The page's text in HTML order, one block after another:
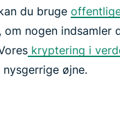
du bruge
nogen indsamler
kryptering i
øjne.